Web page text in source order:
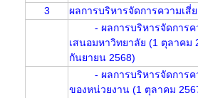
3
ผลการบริหารจัดการความเสี่ย
- ผลการบริหารจัดการคว
เสนอมหาวิทยาลัย (1 ตุลาคม
กันยายน 2568)
- ผลการบริหารจัดการคว
ของหน่วยงาน (1 ตุลาคม